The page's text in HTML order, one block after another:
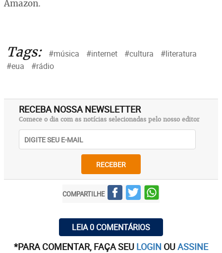
Amazon.
Tags: #música #internet #cultura
#literatura
#eua
#rádio
RECEBA NOSSA NEWSLETTER
Comece o dia com as notícias selecionadas pelo nosso editor
RECEBER
COMPARTILHE
LEIA 0 COMENTÁRIOS
*PARA COMENTAR, FAÇA SEU LOGIN OUASSINE